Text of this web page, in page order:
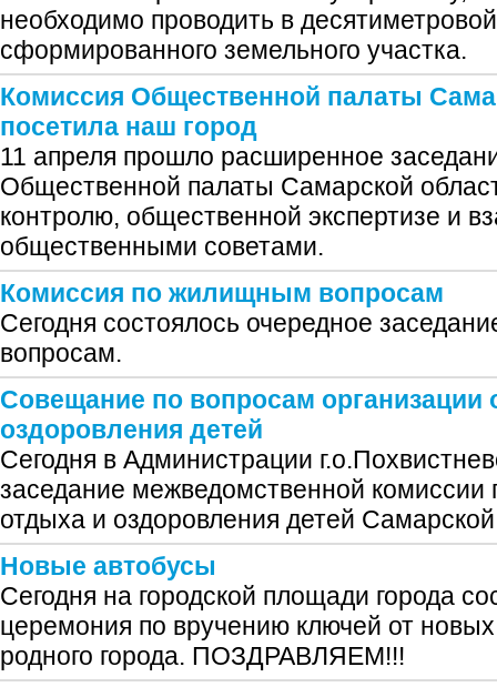
необходимо проводить в
сформированного земельного участка.
Комиссия Общественной палаты
посетила наш город
11 апреля прошло расширенное
Общественной палаты Самарской
контролю, общественной экспертизе и
общественными советами.
Комиссия по жилищным вопросам
Сегодня состоялось очередное
вопросам.
Совещание по вопросам организации
оздоровления детей
Сегодня в Администрации
заседание межведомственной комиссии
отдыха и оздоровления детей
Новые автобусы
Сегодня на городской площади города
церемония по вручению ключей от
родного города. ПОЗДРАВЛЯЕМ!!!